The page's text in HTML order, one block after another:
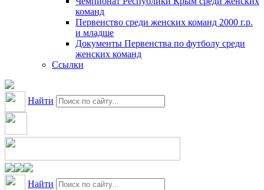
команд
Первенство среди женских команд 2000 г.р.
и младше
Документы Первенства по футболу среди
женских команд
Ссылки
Найти
Найти